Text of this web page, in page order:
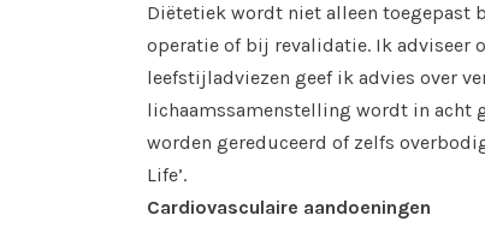
Diëtetiek wordt niet alleen toegepast
operatie of bij revalidatie. Ik adviseer
leefstijladviezen geef ik advies over
lichaamssamenstelling wordt in acht
worden gereduceerd of zelfs
Life’.
Cardiovasculaire aandoeningen